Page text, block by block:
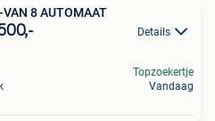
VAN 8 AUTOMAAT
Details
Topzoekertje
Vandaag